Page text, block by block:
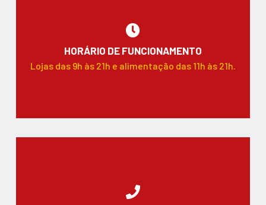
HORÁRIO DE FUNCIONAMENTO
Lojas das 9h às 21h e alimentação das 11h às 21h.